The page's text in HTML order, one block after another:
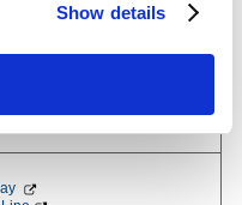
Show details
avec une ligne d'un autre